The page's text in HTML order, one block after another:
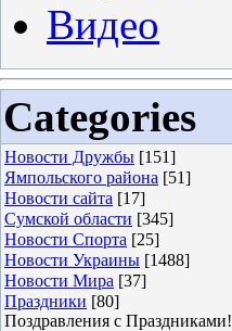
Видео
Categories
Новости Дружбы [151]
Ямпольского района [51]
Новости сайта [17]
Сумской области [345]
Новости Спорта [25]
Новости Украины [1488]
Новости Мира [37]
Праздники [80]
Поздравления с Праздниками!